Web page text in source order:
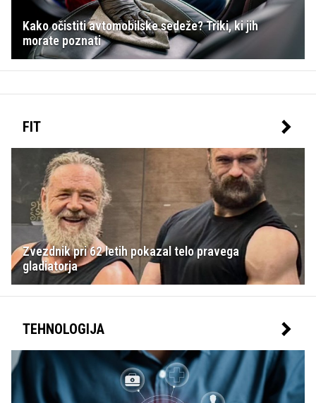
Kako očistiti avtomobilske sedeže? Triki, ki jih
morate poznati
FIT
Zvezdnik pri 62 letih pokazal telo pravega
gladiatorja
TEHNOLOGIJA